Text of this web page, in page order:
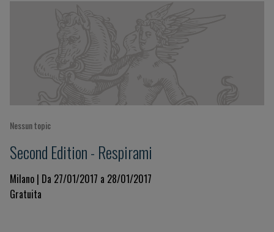
Nessun topic
Second Edition - Respirami
Milano | Da 27/01/2017 a 28/01/2017
Gratuita